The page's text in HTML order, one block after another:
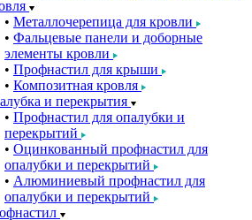
Металлочерепица для кровли
Фальцевые панели и доборные
элементы кровли
Профнастил для крыши
Композитная кровля
и перекрытия
Профнастил для опалубки и
перекрытий
Оцинкованный профнастил для
опалубки и перекрытий
Алюминиевый профнастил для
опалубки и перекрытий